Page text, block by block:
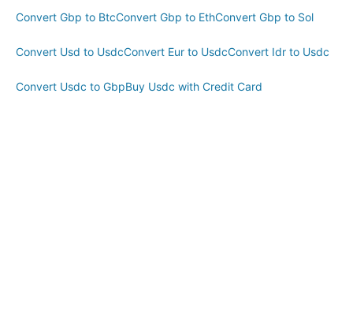
Convert Gbp to BtcConvert Gbp to EthConvert Gbp to Sol
Convert Usd to UsdcConvert Eur to UsdcConvert Idr to Usdc
Convert Usdc to GbpBuy Usdc with Credit Card